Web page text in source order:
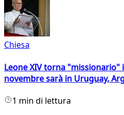
Chiesa
Leone XIV torna "missionario"
novembre sarà in Uruguay,
1 min di lettura